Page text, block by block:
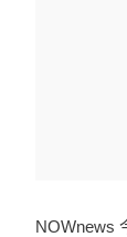
NOWnews